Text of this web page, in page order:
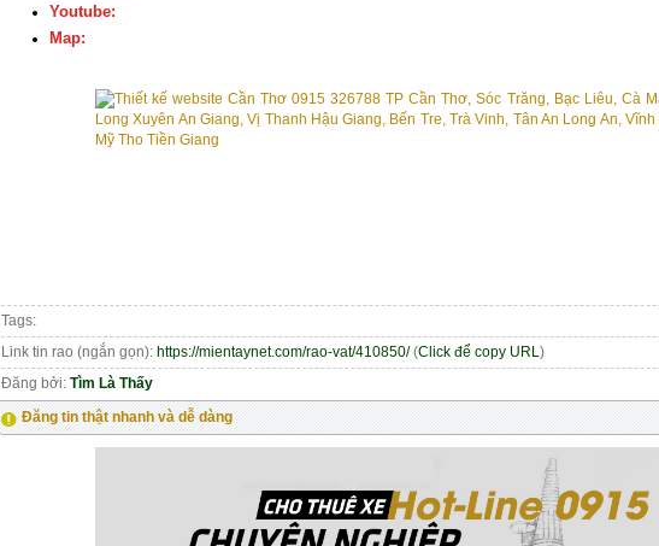
Youtube:
Map:
Tags:
Link tin rao (ngắn gọn): https://mientaynet.com/rao-vat/410850/(Click để copy URL)
Đăng bởi: Tìm Là Thấy
Đăng tin thật nhanh và dễ dàng